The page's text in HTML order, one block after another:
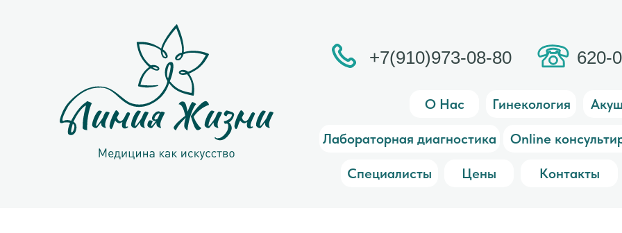
620-
+7(910)973-08-80
О Нас Гинекология
Лабораторная диагностика
Специалисты Контакты
Online
Цены